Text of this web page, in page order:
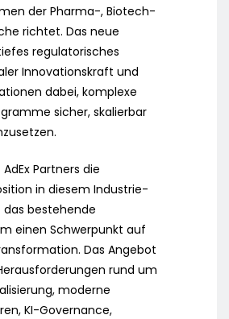
der Pharma-, Biotech-
richtet. Das neue
regulatorisches
Innovationskraft und
dabei, komplexe
sicher, skalierbar
Partners die
in diesem Industrie-
bestehende
einen Schwerpunkt auf
Das Angebot
rund um
moderne
KI-Governance,